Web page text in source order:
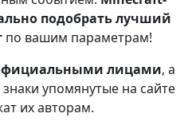
подобрать лучший
по вашим параметрам!
лицами, а
упомянутые на сайте
их авторам.